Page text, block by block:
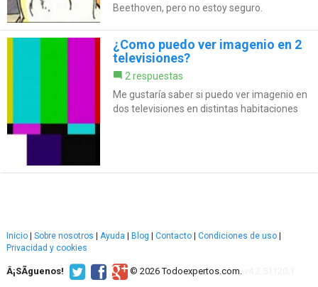
Beethoven, pero no estoy seguro.
¿Como puedo ver imagenio en 2
televisiones?
2 respuestas
Me gustaría saber si puedo ver imagenio en
dos televisiones en distintas habitaciones
Inicio Sobre nosotros Ayuda Blog Contacto Condiciones de uso
Privacidad y cookies
Â¡SÃ­guenos! © 2026 Todoexpertos.com.